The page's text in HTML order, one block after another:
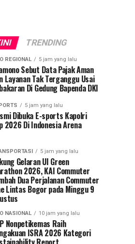
TRENDING
REGIONAL 5 jam yang lalu
Sebut Data Pajak Aman
Layanan Tak Terganggu Usai
Di Gedung Bapenda DKI
5 jam yang lalu
Dibuka E-sports Kapolri
2026 Di Indonesia Arena
5 jam yang lalu
Gelaran UI Green
2026, KAI Commuter
Dua Perjalanan Commuter
Lintas Bogor pada Minggu 9
NASIONAL 10 jam yang lalu
Nonpetikemas Raih
ISRA 2026 Kategori